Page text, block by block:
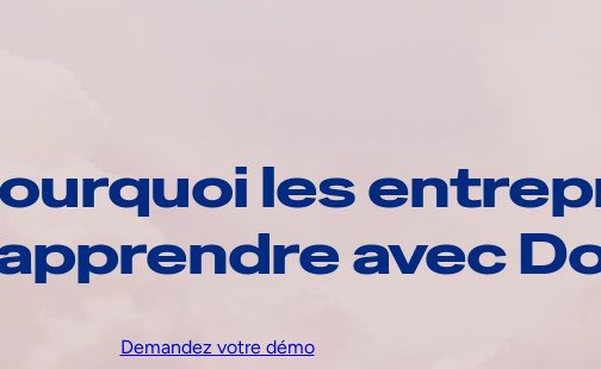
les
avec
Demandez votre démo